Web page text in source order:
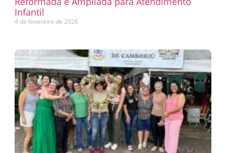
Infantil
4 de fevereiro de 2026